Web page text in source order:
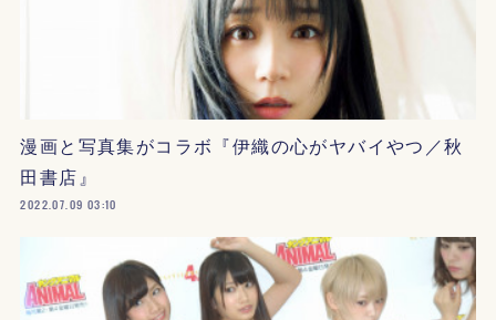
漫画と写真集がコラボ『伊織の心がヤバイやつ／秋
田書店』
2022.07.09 03:10